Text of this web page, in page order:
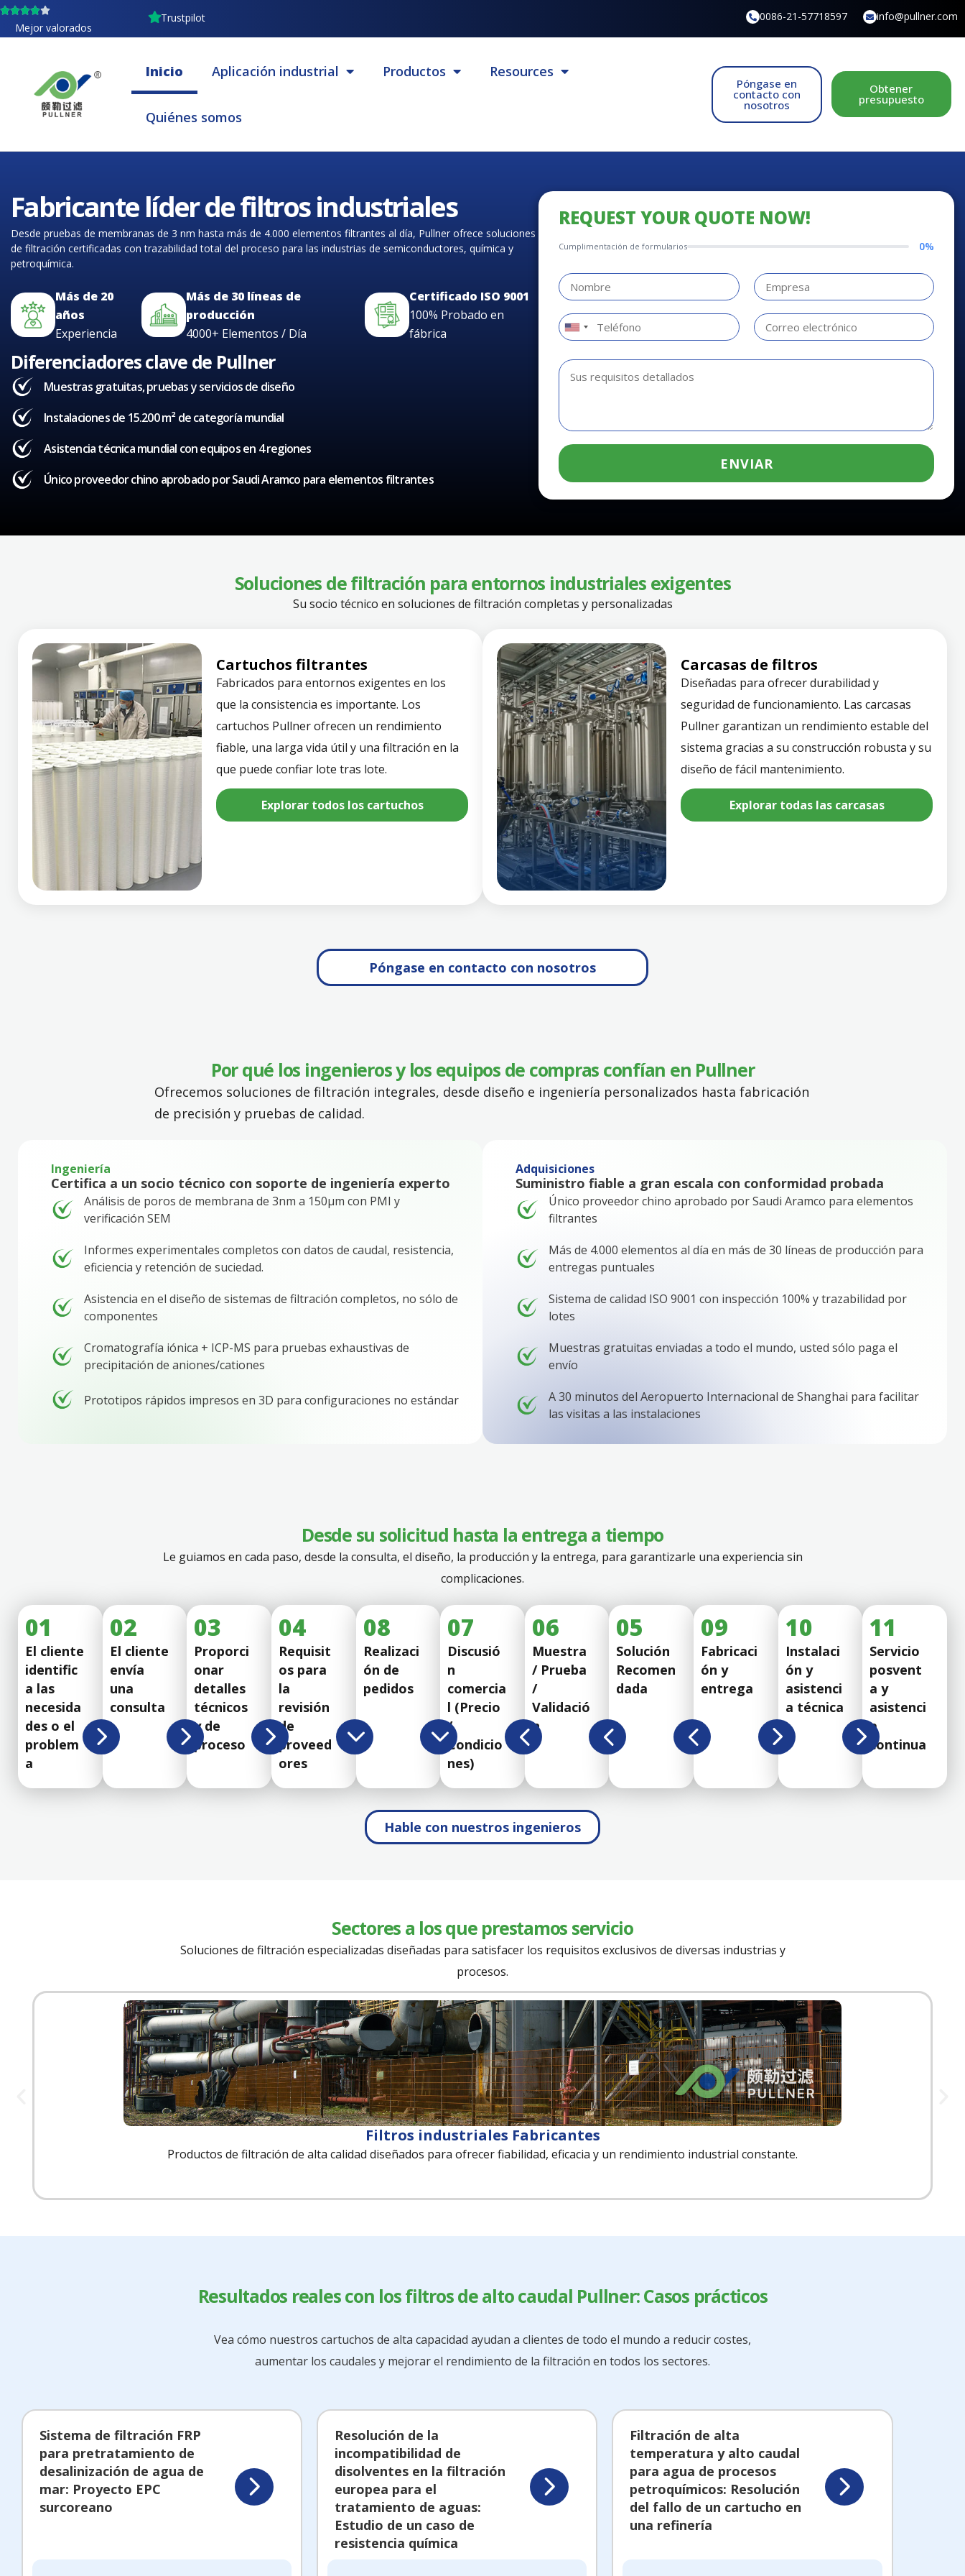
Ir
Mejor valorados
Trustpilot 0086-21-57718597 info@pullner.com
Inicio Aplicación industrial Productos Resources
Quiénes somos
Póngase en
contacto con
nosotros
Obtener
presupuesto
Fabricante líder de filtros industriales
Desde pruebas de membranas de 3 nm hasta más de 4.000 elementos filtrantes al día, Pullner ofrece soluciones
de filtración certificadas con trazabilidad total del proceso para las industrias de semiconductores, química y
petroquímica.
Más de 20
años
Experiencia
Más de 30 líneas de
producción
4000+ Elementos / Día
Certificado ISO 9001
100% Probado en
fábrica
Diferenciadores clave de Pullner
Muestras gratuitas, pruebas y servicios de diseño
Instalaciones de 15.200 m² de categoría mundial
Asistencia técnica mundial con equipos en 4 regiones
Único proveedor chino aprobado por Saudi Aramco para elementos filtrantes
REQUEST YOUR QUOTE NOW!
Cumplimentación de formularios 0%
ENVIAR
Soluciones de filtración para entornos industriales exigentes
Su socio técnico en soluciones de filtración completas y personalizadas
Cartuchos filtrantes
Fabricados para entornos exigentes en los
que la consistencia es importante. Los
cartuchos Pullner ofrecen un rendimiento
fiable, una larga vida útil y una filtración en la
que puede confiar lote tras lote.
Explorar todos los cartuchos
Carcasas de filtros
Diseñadas para ofrecer durabilidad y
seguridad de funcionamiento. Las carcasas
Pullner garantizan un rendimiento estable del
sistema gracias a su construcción robusta y su
diseño de fácil mantenimiento.
Explorar todas las carcasas
Póngase en contacto con nosotros
Por qué los ingenieros y los equipos de compras confían en Pullner
Ofrecemos soluciones de filtración integrales, desde diseño e ingeniería personalizados hasta fabricación
de precisión y pruebas de calidad.
Ingeniería
Certifica a un socio técnico con soporte de ingeniería experto
Análisis de poros de membrana de 3nm a 150µm con PMI y
verificación SEM
Informes experimentales completos con datos de caudal, resistencia,
eficiencia y retención de suciedad.
Asistencia en el diseño de sistemas de filtración completos, no sólo de
componentes
Cromatografía iónica + ICP-MS para pruebas exhaustivas de
precipitación de aniones/cationes
Prototipos rápidos impresos en 3D para configuraciones no estándar
Adquisiciones
Suministro fiable a gran escala con conformidad probada
Único proveedor chino aprobado por Saudi Aramco para elementos
filtrantes
Más de 4.000 elementos al día en más de 30 líneas de producción para
entregas puntuales
Sistema de calidad ISO 9001 con inspección 100% y trazabilidad por
lotes
Muestras gratuitas enviadas a todo el mundo, usted sólo paga el
envío
A 30 minutos del Aeropuerto Internacional de Shanghai para facilitar
las visitas a las instalaciones
Desde su solicitud hasta la entrega a tiempo
Le guiamos en cada paso, desde la consulta, el diseño, la producción y la entrega, para garantizarle una experiencia sin
complicaciones.
01
El cliente
identific
a las
necesida
des o el
problem
a
02
El cliente
envía
una
consulta
03
Proporci
onar
detalles
técnicos
y de
proceso
04
Requisit
os para
la
revisión
de
proveed
ores
08
Realizaci
ón de
pedidos
07
Discusió
n
comercia
l (Precio
/
Condicio
nes)
06
Muestra
/ Prueba
/
Validació
n
05
Solución
Recomen
dada
09
Fabricaci
ón y
entrega
10
Instalaci
ón y
asistenci
a técnica
11
Servicio
posvent
a y
asistenci
a
continua
Hable con nuestros ingenieros
Sectores a los que prestamos servicio
Soluciones de filtración especializadas diseñadas para satisfacer los requisitos exclusivos de diversas industrias y
procesos.
Filtros industriales Fabricantes
Productos de filtración de alta calidad diseñados para ofrecer fiabilidad, eficacia y un rendimiento industrial constante.
Resultados reales con los filtros de alto caudal Pullner: Casos prácticos
Vea cómo nuestros cartuchos de alta capacidad ayudan a clientes de todo el mundo a reducir costes,
aumentar los caudales y mejorar el rendimiento de la filtración en todos los sectores.
Sistema de filtración FRP
para pretratamiento de
desalinización de agua de
mar: Proyecto EPC
surcoreano
Resolución de la
incompatibilidad de
disolventes en la filtración
europea para el
tratamiento de aguas:
Estudio de un caso de
resistencia química
Filtración de alta
temperatura y alto caudal
para agua de procesos
petroquímicos: Resolución
del fallo de un cartucho en
una refinería